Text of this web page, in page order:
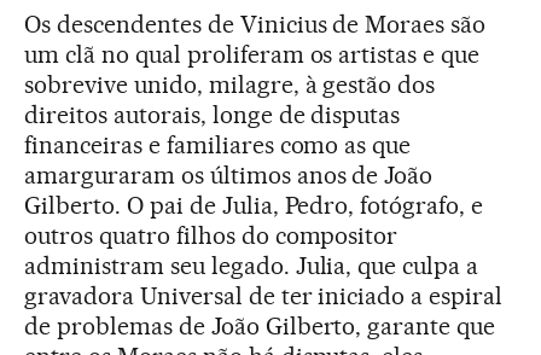
Os descendentes de Vinicius de Moraes são
um clã no qual proliferam os artistas e que
sobrevive unido, milagre, à gestão dos
direitos autorais, longe de disputas
financeiras e familiares como as que
amarguraram os últimos anos de João
Gilberto. O pai de Julia, Pedro, fotógrafo, e
outros quatro filhos do compositor
administram seu legado. Julia, que culpa a
gravadora Universal de ter iniciado a espiral
de problemas de João Gilberto, garante que